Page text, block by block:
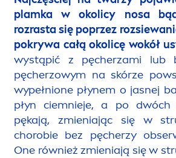
plamka w okolicy nosa
rozrasta się poprzez
pokrywa całą okolicę wokół
wystąpić z pęcherzami lub
pęcherzowym na skórze
wypełnione płynem o jasnej
płyn ciemnieje, a po
pękają, zmieniając się w
chorobie bez pęcherzy
One również zmieniają się w